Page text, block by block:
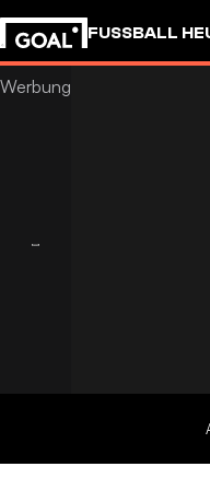
FUSSBALL